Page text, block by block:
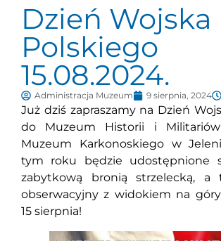
Dzień Wojska
Polskiego
15.08.2024.
Administracja Muzeum 9 sierpnia, 2024
Już dziś zapraszamy na Dzień
do Muzeum Historii i Militariów
Muzeum Karkonoskiego w
tym roku będzie udostępnione
zabytkową bronią strzelecką, a
obserwacyjny z widokiem na
15 sierpnia!